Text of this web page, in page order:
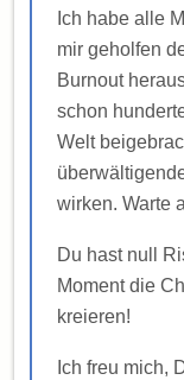
Ich habe alle
mir geholfen
Burnout
schon
Welt
wirken. Warte
Du hast null
Moment die
kreieren!
Ich freu mich,